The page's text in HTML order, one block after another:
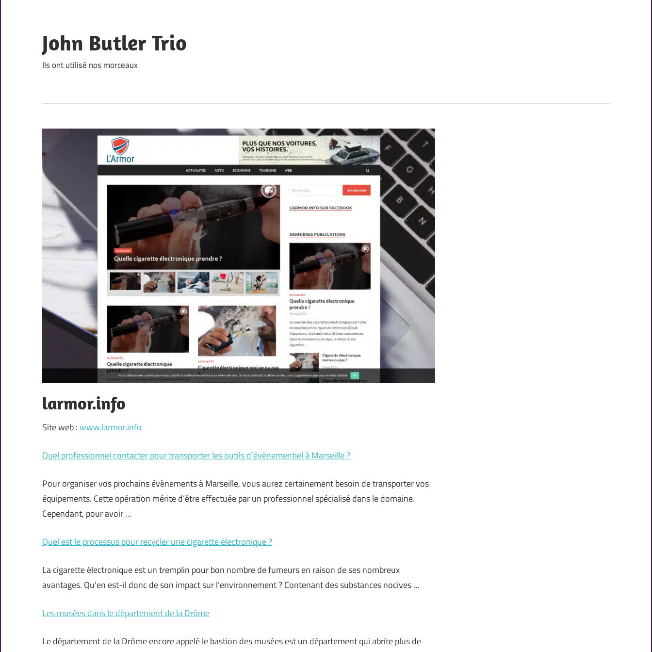
content
John Butler Trio
Ils ont utilisé nos morceaux
larmor.info
Site web :www.larmor.info
Quel professionnel contacter pour transporter les outils d’évènementiel à Marseille ?
Pour organiser vos prochains évènements à Marseille, vous aurez certainement besoin de transporter vos
équipements. Cette opération mérite d’être effectuée par un professionnel spécialisé dans le domaine.
Cependant, pour avoir …
Quel est le processus pour recycler une cigarette électronique ?
La cigarette électronique est un tremplin pour bon nombre de fumeurs en raison de ses nombreux
avantages. Qu’en est-il donc de son impact sur l’environnement ? Contenant des substances nocives …
Les musées dans le département de la Drôme
Le département de la Drôme encore appelé le bastion des musées est un département qui abrite plus de